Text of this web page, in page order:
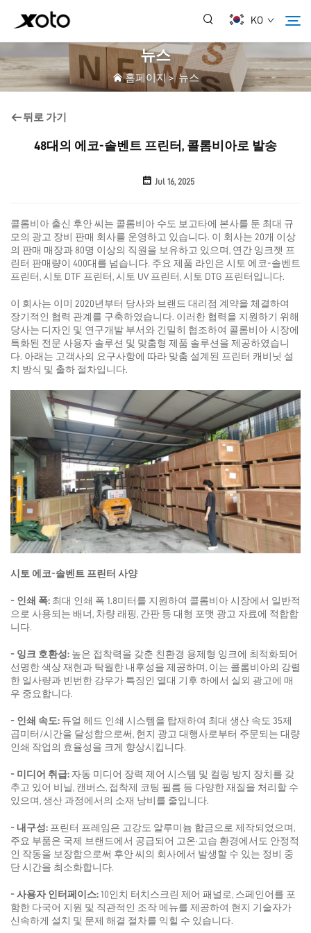
KO
회사 소개
서비스
응용 프로그램
자주 묻는 질문
문의하기
뉴스
홈페이지> 뉴스
뒤로 가기
48대의 에코-솔벤트 프린터, 콜롬비아로 발송
Jul 16, 2025
콜롬비아 출신 후안 씨는 콜롬비아 수도 보고타에 본사를 둔 최대 규
모의 광고 장비 판매 회사를 운영하고 있습니다. 이 회사는 20개 이상
의 판매 매장과 80명 이상의 직원을 보유하고 있으며, 연간 잉크젯 프
린터 판매량이 400대를 넘습니다. 주요 제품 라인은 시토 에코-솔벤트
프린터, 시토 DTF 프린터, 시토 UV 프린터, 시토 DTG 프린터입니다.
이 회사는 이미 2020년부터 당사와 브랜드 대리점 계약을 체결하여
장기적인 협력 관계를 구축하였습니다. 이러한 협력을 지원하기 위해
당사는 디자인 및 연구개발 부서와 긴밀히 협조하여 콜롬비아 시장에
특화된 전문 사용자 솔루션 및 맞춤형 제품 솔루션을 제공하였습니
다. 아래는 고객사의 요구사항에 따라 맞춤 설계된 프린터 캐비닛 설
치 방식 및 출하 절차입니다.
시토 에코-솔벤트 프린터 사양
- 인쇄 폭: 최대 인쇄 폭 1.8미터를 지원하여 콜롬비아 시장에서 일반적
으로 사용되는 배너, 차량 래핑, 간판 등 대형 포맷 광고 자료에 적합합
니다.
- 잉크 호환성: 높은 접착력을 갖춘 친환경 용제형 잉크에 최적화되어
선명한 색상 재현과 탁월한 내후성을 제공하며, 이는 콜롬비아의 강렬
한 일사량과 빈번한 강우가 특징인 열대 기후 하에서 실외 광고에 매
우 중요합니다.
- 인쇄 속도: 듀얼 헤드 인쇄 시스템을 탑재하여 최대 생산 속도 35제
곱미터/시간을 달성함으로써, 현지 광고 대행사로부터 주문되는 대량
인쇄 작업의 효율성을 크게 향상시킵니다.
- 미디어 취급: 자동 미디어 장력 제어 시스템 및 컬링 방지 장치를 갖
추고 있어 비닐, 캔버스, 접착제 코팅 필름 등 다양한 재질을 처리할 수
있으며, 생산 과정에서의 소재 낭비를 줄입니다.
- 내구성: 프린터 프레임은 고강도 알루미늄 합금으로 제작되었으며,
주요 부품은 국제 브랜드에서 공급되어 고온·고습 환경에서도 안정적
인 작동을 보장함으로써 후안 씨의 회사에서 발생할 수 있는 정비 중
단 시간을 최소화합니다.
- 사용자 인터페이스: 10인치 터치스크린 제어 패널로, 스페인어를 포
함한 다국어 지원 및 직관적인 조작 메뉴를 제공하여 현지 기술자가
신속하게 설치 및 문제 해결 절차를 익힐 수 있습니다.